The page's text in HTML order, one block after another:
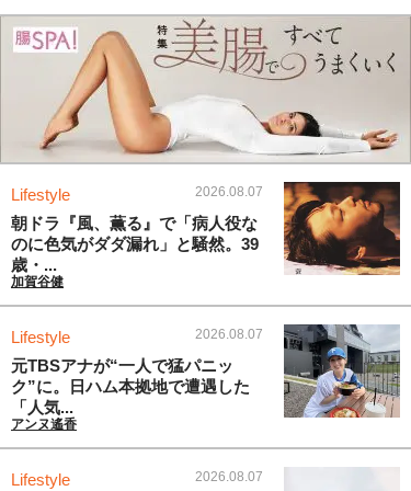
Lifestyle 2026.08.07
朝ドラ『風、薫る』で「病人役な
のに色気がダダ漏れ」と騒然。39
歳・...
加賀谷健
Lifestyle 2026.08.07
元TBSアナが“一人で猛パニッ
ク”に。日ハム本拠地で遭遇した
「人気...
アンヌ遙香
Lifestyle 2026.08.07